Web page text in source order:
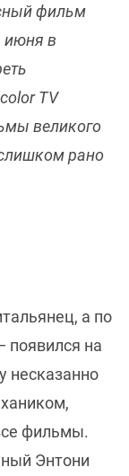
фильм
июня в
TV
великого
рано
а по
появился на
несказанно
фильмы.
Энтони